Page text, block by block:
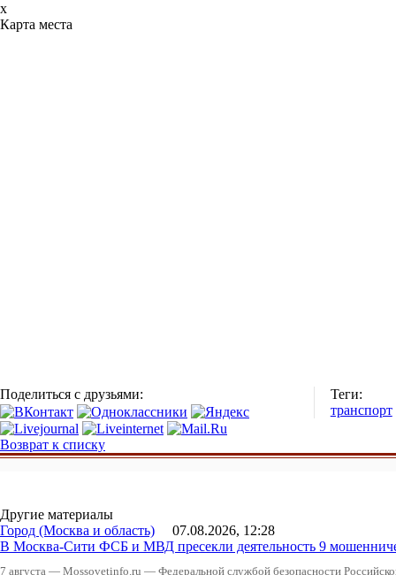
x
Карта места
Поделиться с друзьями:
Теги:
транспорт
Возврат к списку
Другие материалы
Город (Москва и область) 07.08.2026, 12:28
В Москва-Сити ФСБ и МВД пресекли деятельность 9
7 августа — Mossovetinfo.ru — Федеральной службой безопасности